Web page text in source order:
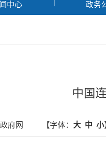
中心 政务
中国
府网 【字体： 大 中 小